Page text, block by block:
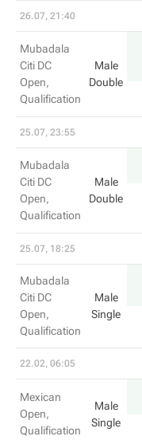
26.07, 21:40
Mubadala
Citi DC
Open,
Qualification
Male
Double
25.07, 23:55
Mubadala
Citi DC
Open,
Qualification
Male
Double
25.07, 18:25
Mubadala
Citi DC
Open,
Qualification
Male
Single
22.02, 06:05
Mexican
Open,
Qualification
Male
Single